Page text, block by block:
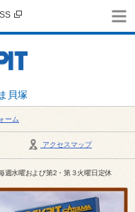
貝塚
ーム
アクセスマップ
週水曜および第2・第３火曜日定休